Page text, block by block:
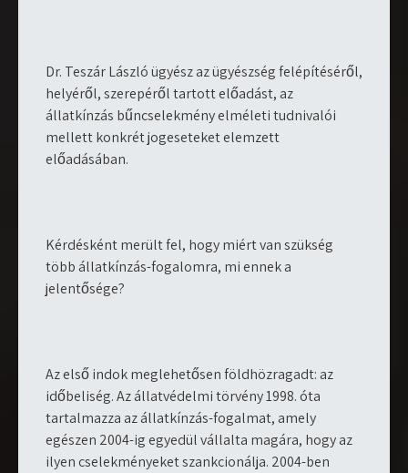
Dr. Teszár László ügyész az ügyészség felépítéséről,
helyéről, szerepéről tartott előadást, az
állatkínzás bűncselekmény elméleti tudnivalói
mellett konkrét jogeseteket elemzett
előadásában.
Kérdésként merült fel, hogy miért van szükség
több állatkínzás-fogalomra, mi ennek a
jelentősége?
Az első indok meglehetősen földhözragadt: az
időbeliség. Az állatvédelmi törvény 1998. óta
tartalmazza az állatkínzás-fogalmat, amely
egészen 2004-ig egyedül vállalta magára, hogy az
ilyen cselekményeket szankcionálja. 2004-ben